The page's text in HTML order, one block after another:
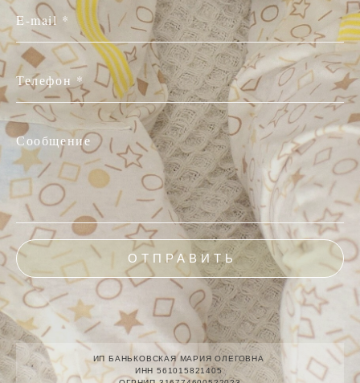
E-mail *
Телефон *
Сообщение
ОТПРАВИТЬ
ИП БАНЬКОВСКАЯ МАРИЯ ОЛЕГОВНА
ИНН 561015821405